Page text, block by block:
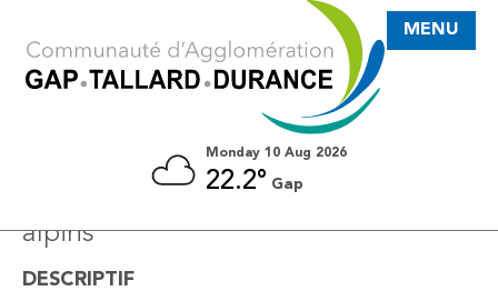
Monday 10 Aug 2026
22.2° Gap
MENU
alpins
DESCRIPTIF